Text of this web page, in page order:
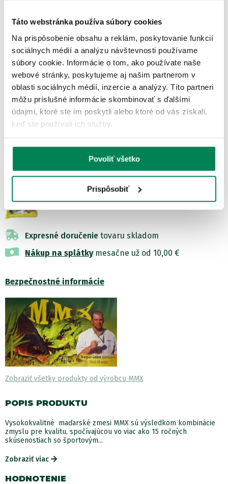
Táto webstránka používa súbory cookies
Na prispôsobenie obsahu a reklám, poskytovanie funkcií
sociálnych médií a analýzu návštevnosti používame
súbory cookie. Informácie o tom, ako používate naše
webové stránky, poskytujeme aj našim partnerom v
oblasti sociálnych médií, inzercie a analýzy. Títo partneri
môžu príslušné informácie skombinovať s ďalšími
údajmi, ktoré ste im poskytli alebo ktoré od vás získali,
keď ste používali ich služby.
Povoliť všetko
Prispôsobiť
Parametre -
med
2.77 €
2.49 €
Parametre - +
MMX TTX 1kg
MMX kapor studená voda 1kg
MMX pistácia čierna 1kg
Expresné doručenie tovaru skladom
Nákup na splátkymesačne už od 10,00 €
Bezpečnostné informácie
Zobraziť všetky produkty od výrobcu MMX
POPIS PRODUKTU
Vysokokvalitné maďarské zmesi MMX sú výsledkom kombinácie
zmyslu pre kvalitu, spočívajúcou vo viac ako 15 ročných
skúsenostiach so športovým...
Zobraziť viac
HODNOTENIE